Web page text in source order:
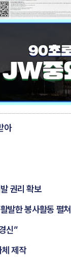
아
권리 확보
발한 봉사활동 펼쳐
신”
제작